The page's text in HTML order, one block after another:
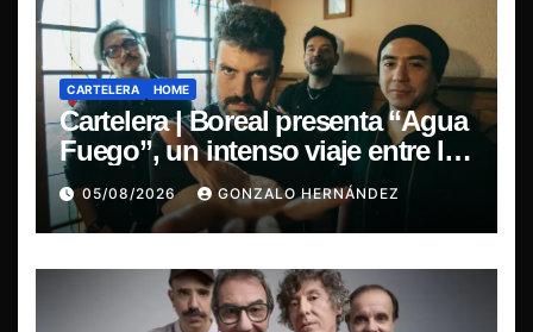
CARTELERA HOME
Cartelera | Boreal presenta “Agua
Fuego”, un intenso viaje entre la
pasión y la desilusión
05/08/2026 GONZALO HERNÁNDEZ